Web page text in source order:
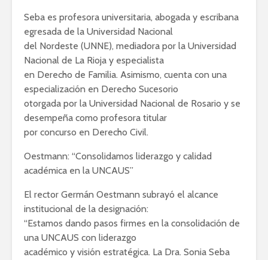
Seba es profesora universitaria, abogada y escribana
egresada de la Universidad Nacional
del Nordeste (UNNE), mediadora por la Universidad
Nacional de La Rioja y especialista
en Derecho de Familia. Asimismo, cuenta con una
especialización en Derecho Sucesorio
otorgada por la Universidad Nacional de Rosario y se
desempeña como profesora titular
por concurso en Derecho Civil.
Oestmann: “Consolidamos liderazgo y calidad
académica en la UNCAUS”
El rector Germán Oestmann subrayó el alcance
institucional de la designación:
“Estamos dando pasos firmes en la consolidación de
una UNCAUS con liderazgo
académico y visión estratégica. La Dra. Sonia Seba